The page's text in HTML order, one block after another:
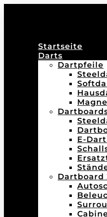
Startseite
Darts
Dartpfeile
E-
Dartboard